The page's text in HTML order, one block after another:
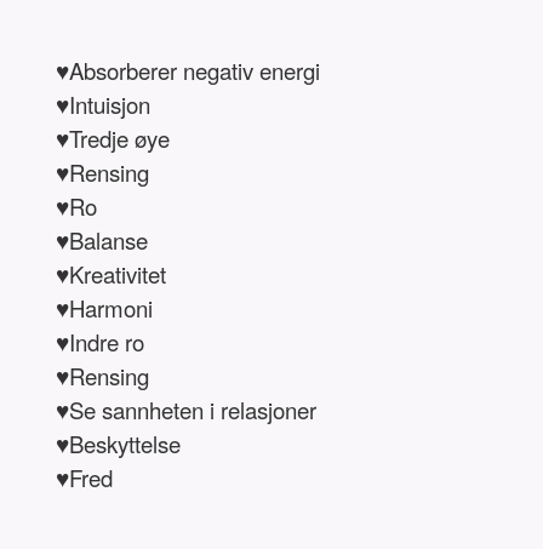
♥Absorberer negativ energi
♥Intuisjon
♥Tredje øye
♥Rensing
♥Ro
♥Balanse
♥Kreativitet
♥Harmoni
♥Indre ro
♥Rensing
♥Se sannheten i relasjoner
♥Beskyttelse
♥Fred